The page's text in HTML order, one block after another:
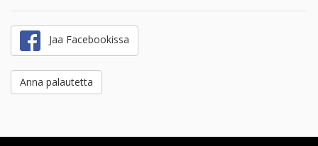
Jaa Facebookissa
Anna palautetta